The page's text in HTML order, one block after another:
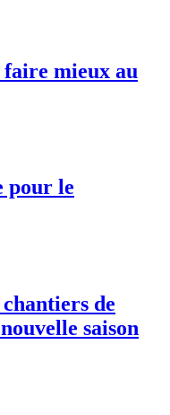
mieux au
pour le
de
saison